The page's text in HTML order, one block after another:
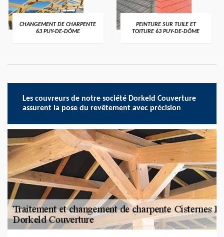
CHANGEMENT DE CHARPENTE
63 PUY-DE-DÔME
PEINTURE SUR TUILE ET
TOITURE 63 PUY-DE-DÔME
Les couvreurs de notre société Dorkeld Couverture
assurent la pose du revêtement avec précision